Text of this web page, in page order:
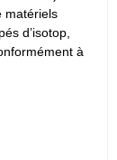
matériels
d’isotop,
à